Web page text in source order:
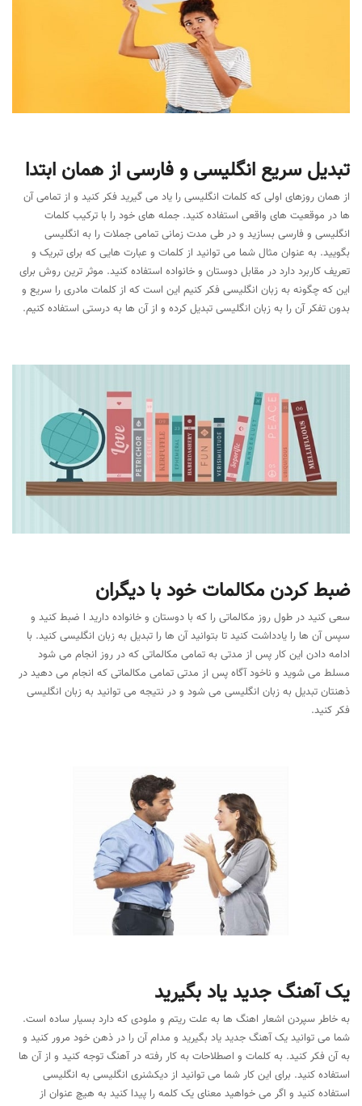
تبدیل سریع انگلیسی و فارسی از همان ابتدا
از همان روزهای اولی که کلمات انگلیسی را یاد می گیرید فکر کنید و از تمامی آن
ها در موقعیت های واقعی استفاده کنید. جمله های خود را با ترکیب کلمات
انگلیسی و فارسی بسازید و در طی مدت زمانی تمامی جملات را به انگلیسی
بگویید. به عنوان مثال شما می توانید از کلمات و عبارت هایی که برای تبریک و
تعریف کاربرد دارد در مقابل دوستان و خانواده استفاده کنید. موثر ترین روش برای
این که چگونه به زبان انگلیسی فکر کنیم این است که از کلمات مادری را سریع و
بدون تفکر آن را به زبان انگلیسی تبدیل کرده و از آن ها به درستی استفاده کنیم.
ضبط کردن مکالمات خود با دیگران
سعی کنید در طول روز مکالماتی را که با دوستان و خانواده دارید ا ضبط کنید و
سپس آن ها را یادداشت کنید تا بتوانید آن ها را تبدیل به زبان انگلیسی کنید. با
ادامه دادن این کار پس از مدتی به تمامی مکالماتی که در روز انجام می شود
مسلط می شوید و ناخود آگاه پس از مدتی تمامی مکالماتی که انجام می دهید در
ذهنتان تبدیل به زبان انگلیسی می شود و در نتیجه می توانید به زبان انگلیسی
فکر کنید.
یک آهنگ جدید یاد بگیرید
به خاطر سپردن اشعار اهنگ ها به علت ریتم و ملودی که دارد بسیار ساده است.
شما می توانید یک آهنگ جدید یاد بگیرید و مدام آن را در ذهن خود مرور کنید و
به آن فکر کنید. به کلمات و اصطلاحات به کار رفته در آهنگ توجه کنید و از آن ها
استفاده کنید. برای این کار شما می توانید از دیکشنری انگلیسی به انگلیسی
استفاده کنید و اگر می خواهید معنای یک کلمه را پیدا کنید به هیچ عنوان از